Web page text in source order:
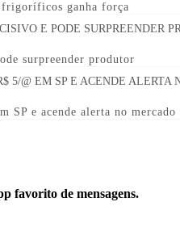
frigoríficos ganha força
surpreender produtor
SP e acende alerta no mercado
favorito de mensagens.